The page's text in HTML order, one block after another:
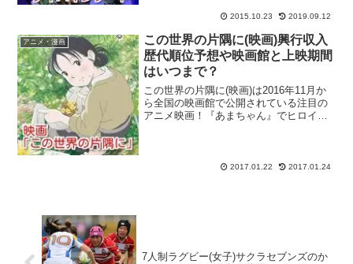
2015.10.23 2019.09.12
アニメ・漫画
この世界の片隅に(映画)興行収入
歴代順位予想や映画館と上映期間
はいつまで？
この世界の片隅に(映画)は2016年11月か
ら全国の映画館で公開されている注目の
アニメ映画！『あまちゃん』でヒロイン
見がSNSを中心... 2017.01.22 2017.01.24
7人制ラグビー(女子)サクラセブンズのか